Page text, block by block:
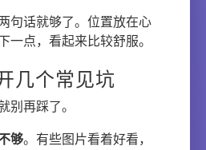
句话就够了。位置放在心
一点，看起来比较舒服。
几个常见坑
别再踩了。
够。有些图片看着好看，